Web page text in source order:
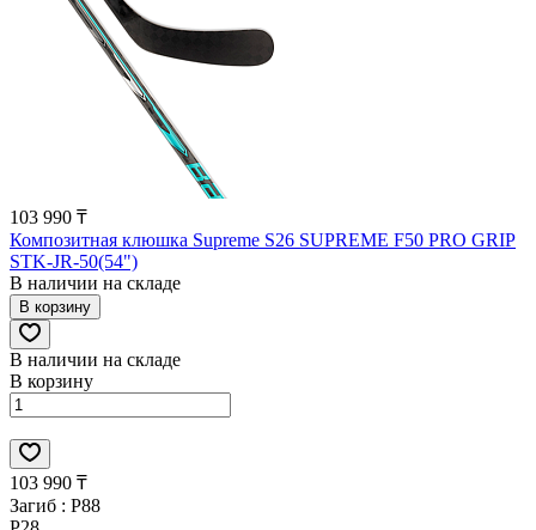
103 990 ₸
Композитная клюшка Supreme S26 SUPREME F50 PRO GRIP
STK-JR-50(54")
В наличии на складе
В корзину
В наличии на складе
В корзину
103 990 ₸
Загиб : P88